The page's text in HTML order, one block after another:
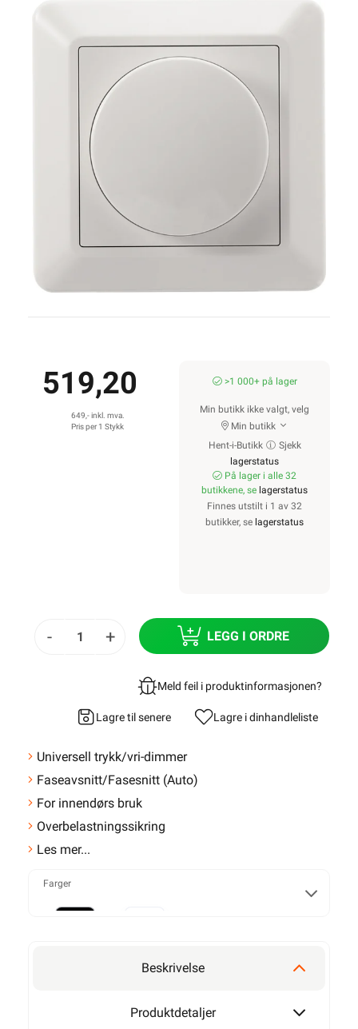
519,20
649,- inkl. mva.
Pris per 1 Stykk
>1 000+ på lager
Min butikk ikke valgt, velg
Min butikk
Hent-i-Butikk
Sjekk
lagerstatus
På lager i alle 32
butikkene, se lagerstatus
Finnes utstilt i 1 av 32
butikker, se lagerstatus
- + LEGG I ORDRE
Meld feil i produktinformasjonen?
Lagre til senere Lagre i dinhandleliste
Universell trykk/vri-dimmer
Faseavsnitt/Fasesnitt (Auto)
For innendørs bruk
Overbelastningssikring
Les mer...
Farger
Beskrivelse
Produktdetaljer